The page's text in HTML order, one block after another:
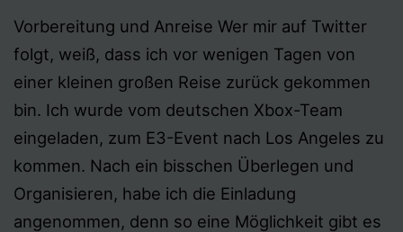
Vorbereitung und Anreise Wer mir auf Twitter
folgt, weiß, dass ich vor wenigen Tagen von
einer kleinen großen Reise zurück gekommen
bin. Ich wurde vom deutschen Xbox-Team
eingeladen, zum E3-Event nach Los Angeles zu
kommen. Nach ein bisschen Überlegen und
Organisieren, habe ich die Einladung
angenommen, denn so eine Möglichkeit gibt es